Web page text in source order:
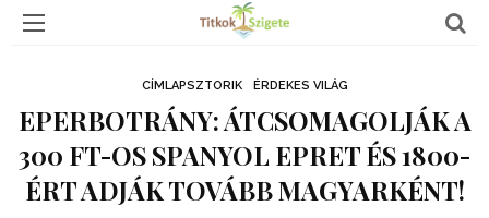
CÍMLAPSZTORIK ÉRDEKES VILÁG
EPERBOTRÁNY: ÁTCSOMAGOLJÁK A
300 FT-OS SPANYOL EPRET ÉS 1800-
ÉRT ADJÁK TOVÁBB MAGYARKÉNT!